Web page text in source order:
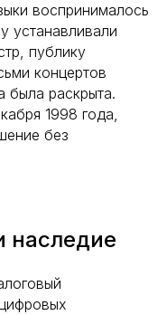
воспринималось
устанавливали
публику
концертов
была раскрыта.
1998 года,
без
наследие